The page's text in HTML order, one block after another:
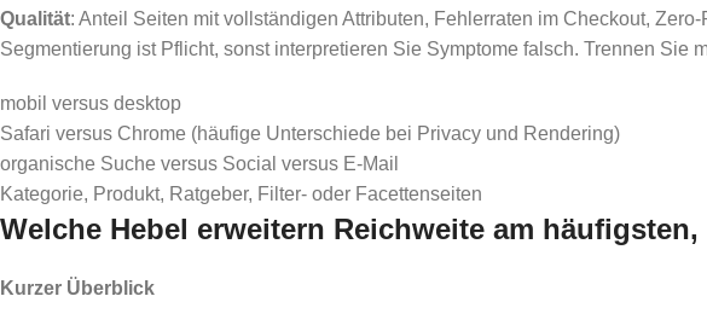
Qualität: Anteil Seiten mit vollständigen Attributen, Fehlerraten im Checkout,
Segmentierung ist Pflicht, sonst interpretieren Sie Symptome falsch. Trennen Sie
mobil versus desktop
Safari versus Chrome (häufige Unterschiede bei Privacy und Rendering)
organische Suche versus Social versus E-Mail
Kategorie, Produkt, Ratgeber, Filter- oder Facettenseiten
Welche Hebel erweitern Reichweite am
Kurzer Überblick